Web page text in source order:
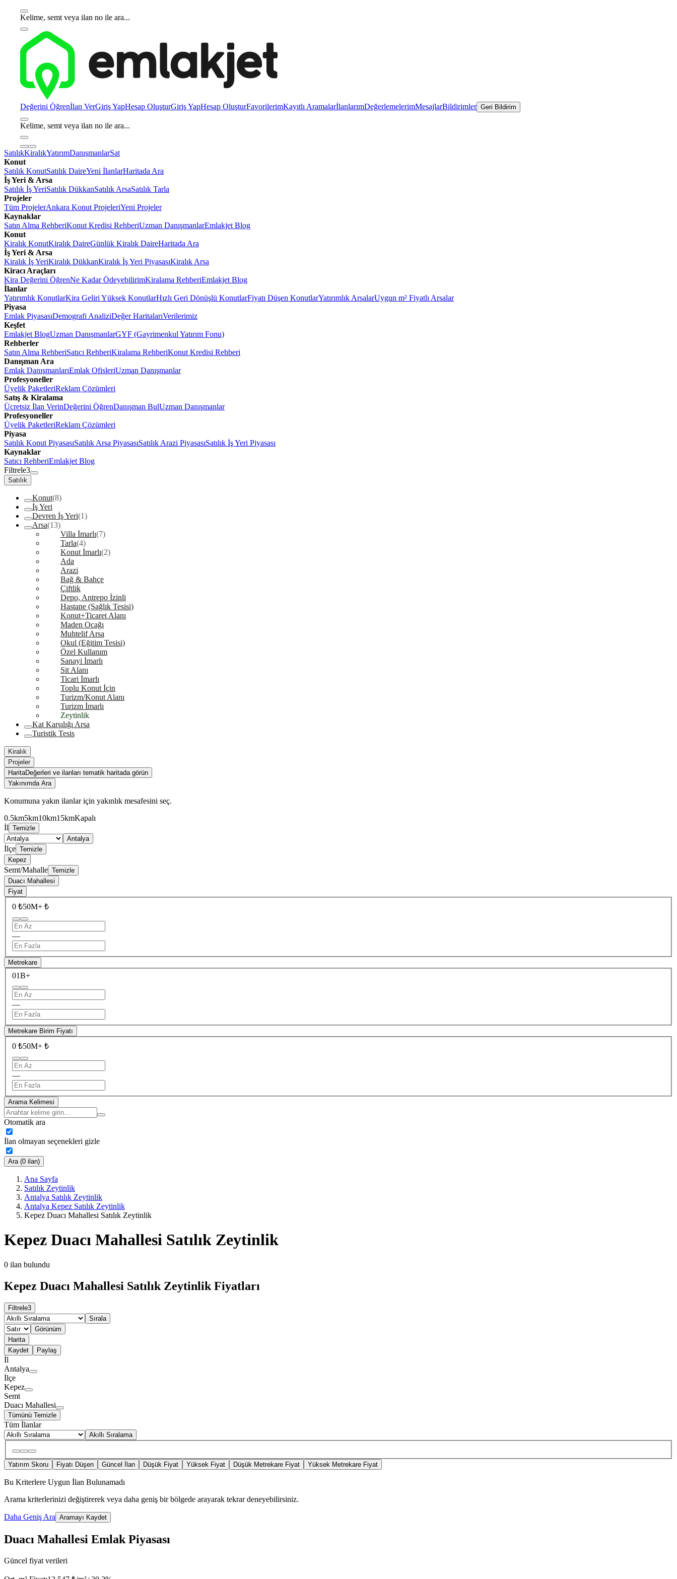
Kelime, semt veya ilan no ile ara...
Değerini Öğrenİlan VerGiriş YapHesap OluşturGiriş YapHesap OluşturFavorilerimKayıtlı AramalarİlanlarımDeğerlemelerimMesajlarBildirimler Geri Bildirim
Kelime, semt veya ilan no ile ara...
SatılıkKiralıkYatırımDanışmanlarSat
Konut
Satılık KonutSatılık DaireYeni İlanlarHaritada Ara
İş Yeri & Arsa
Satılık İş YeriSatılık DükkanSatılık ArsaSatılık Tarla
Projeler
Tüm ProjelerAnkara Konut ProjeleriYeni Projeler
Kaynaklar
Satın Alma RehberiKonut Kredisi RehberiUzman DanışmanlarEmlakjet Blog
Konut
Kiralık KonutKiralık DaireGünlük Kiralık DaireHaritada Ara
İş Yeri & Arsa
Kiralık İş YeriKiralık DükkanKiralık İş Yeri PiyasasıKiralık Arsa
Kiracı Araçları
Kira Değerini ÖğrenNe Kadar ÖdeyebilirimKiralama RehberiEmlakjet Blog
İlanlar
Yatırımlık KonutlarKira Geliri Yüksek KonutlarHızlı Geri Dönüşlü KonutlarFiyatı Düşen KonutlarYatırımlık ArsalarUygun m² Fiyatlı Arsalar
Piyasa
Emlak PiyasasıDemografi AnaliziDeğer HaritalarıVerilerimiz
Keşfet
Emlakjet BlogUzman DanışmanlarGYF (Gayrimenkul Yatırım Fonu)
Rehberler
Satın Alma RehberiSatıcı RehberiKiralama RehberiKonut Kredisi Rehberi
Danışman Ara
Emlak DanışmanlarıEmlak OfisleriUzman Danışmanlar
Profesyoneller
Üyelik PaketleriReklam Çözümleri
Satış & Kiralama
Ücretsiz İlan VerinDeğerini ÖğrenDanışman BulUzman Danışmanlar
Profesyoneller
Üyelik PaketleriReklam Çözümleri
Piyasa
Satılık Konut PiyasasıSatılık Arsa PiyasasıSatılık Arazi PiyasasıSatılık İş Yeri Piyasası
Kaynaklar
Satıcı RehberiEmlakjet Blog
Filtrele3
Satılık
Konut(8)
İş Yeri
Devren İş Yeri(1)
Arsa(13)
Villa İmarlı(7)
Tarla(4)
Konut İmarlı(2)
Ada
Arazi
Bağ & Bahçe
Çiftlik
Depo, Antrepo İzinli
Hastane (Sağlık Tesisi)
Konut+Ticaret Alanı
Maden Ocağı
Muhtelif Arsa
Okul (Eğitim Tesisi)
Özel Kullanım
Sanayi İmarlı
Sit Alanı
Ticari İmarlı
Toplu Konut İçin
Turizm/Konut Alanı
Turizm İmarlı
Zeytinlik
Kat Karşılığı Arsa
Turistik Tesis
Kiralık
Projeler
HaritaDeğerleri ve ilanları tematik haritada görün
Yakınımda Ara
Konumuna yakın ilanlar için yakınlık mesafesini seç.
0.5km5km10km15kmKapalı
İl Temizle
Antalya
İlçe Temizle
Kepez
Semt/Mahalle Temizle
Duacı Mahallesi
Fiyat
0 ₺50M+ ₺
—
Metrekare
01B+
—
Metrekare Birim Fiyatı
0 ₺50M+ ₺
—
Arama Kelimesi
Otomatik ara
İlan olmayan seçenekleri gizle
Ara (0 ilan)
Ana Sayfa
Satılık Zeytinlik
Antalya Satılık Zeytinlik
Antalya Kepez Satılık Zeytinlik
Kepez Duacı Mahallesi Satılık Zeytinlik
Kepez Duacı Mahallesi Satılık Zeytinlik
0 ilan bulundu
Kepez Duacı Mahallesi Satılık Zeytinlik Fiyatları
Filtrele3
Sırala
Görünüm
Harita
Kaydet
Paylaş
İl
Antalya
İlçe
Kepez
Semt
Duacı Mahallesi
Tümünü Temizle
Tüm İlanlar
Akıllı Sıralama
Yatırım Skoru Fiyatı Düşen Güncel İlan Düşük Fiyat Yüksek Fiyat Düşük Metrekare Fiyat Yüksek Metrekare Fiyat
Bu Kriterlere Uygun İlan Bulunamadı
Arama kriterlerinizi değiştirerek veya daha geniş bir bölgede arayarak tekrar deneyebilirsiniz.
Daha Geniş Ara Aramayı Kaydet
Duacı Mahallesi Emlak Piyasası
Güncel fiyat verileri